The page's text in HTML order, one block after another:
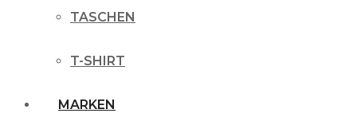
TASCHEN
T-SHIRT
MARKEN